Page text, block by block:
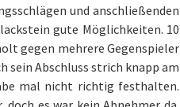
und anschließenden
gute Möglichkeiten. 10
gegen mehrere Gegenspieler
sein Abschluss strich knapp am
mal nicht richtig festhalten.